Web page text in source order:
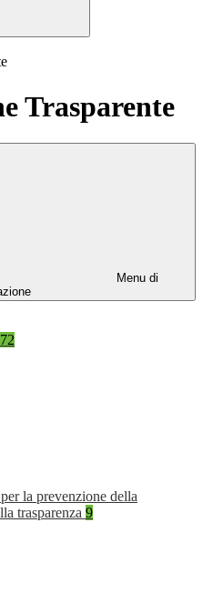
Trasparente
Menu di
72
la prevenzione della
trasparenza 9